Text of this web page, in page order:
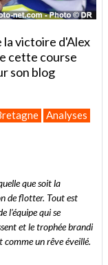
la victoire d'Alex
cette course
son blog
Analyses
que soit la
de flotter. Tout est
l'équipe qui se
et le trophée brandi
comme un rêve éveillé.